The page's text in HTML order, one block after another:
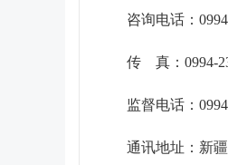
咨询电话：
传 真：0994-
监督电话：
通讯地址：新